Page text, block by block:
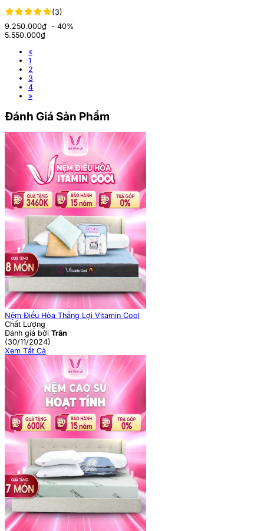
(3)
9.250.000₫ - 40%
5.550.000₫
«
1
2
3
4
»
Đánh Giá Sản Phẩm
Nệm Điều Hòa Thắng Lợi Vitamin Cool
Chất Lượng
Đánh giá bởi Trân
(30/11/2024)
Xem Tất Cả